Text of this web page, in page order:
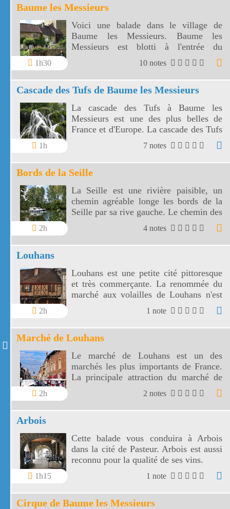
Baume les Messieurs
1h30
Voici une balade dans le village de
Baume les Messieurs. Baume les
Messieurs est blotti à l'entrée du
spectaculaire cirque de Baume.
10 notes
Cascade des Tufs de Baume les Messieurs
1h
La cascade des Tufs à Baume les
Messieurs est une des plus belles de
France et d'Europe. La cascade des Tufs
de Baume les Messieurs est à voir au
printemps ou après de fortes pluies.
7 notes
Bords de la Seille
2h
La Seille est une rivière paisible, un
chemin agréable longe les bords de la
Seille par sa rive gauche. Le chemin des
bords de la Seille vous mènera de
4 notes
Louhans
2h
Louhans est une petite cité pittoresque
et très commerçante. La renommée du
marché aux volailles de Louhans n'est
1 note
Marché de Louhans
2h
Le marché de Louhans est un des
marchés les plus importants de France.
La principale attraction du marché de
Louhans est le marché aux volailles.
2 notes
Arbois
1h15
Cette balade vous conduira à Arbois
dans la cité de Pasteur. Arbois est aussi
reconnu pour la qualité de ses vins.
1 note
Cirque de Baume les Messieurs